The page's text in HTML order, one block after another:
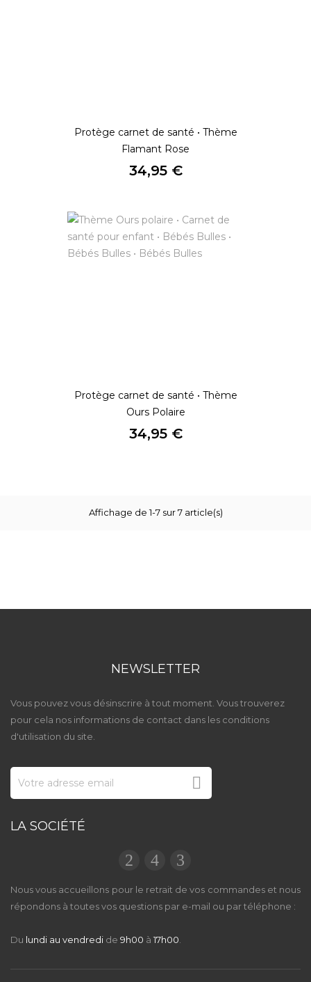
Protège carnet de santé • Thème
Flamant Rose
Prix
34,95 €
Protège carnet de santé • Thème
Ours Polaire
Prix
34,95 €
Affichage de 1-7 sur 7 article(s)
NEWSLETTER
Vous pouvez vous désinscrire à tout moment. Vous trouverez
pour cela nos informations de contact dans les conditions
d'utilisation du site.

LA SOCIÉTÉ
Nous vous accueillons pour le retrait de vos commandes et nous
répondons à toutes vos questions par e-mail ou par téléphone :
Du lundi au vendredi de 9h00 à 17h00